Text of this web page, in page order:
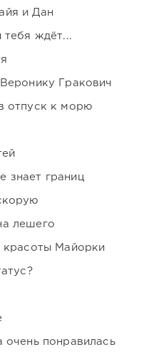
и Дан
тебя ждёт...
Гракович
отпуск к морю
знает границ
лешего
красоты Майорки
понравилась